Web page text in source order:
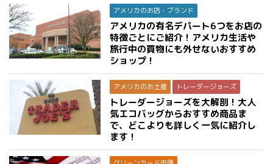
アメリカのお店・ブランド
アメリカの有名デパート6つをお店の
特徴ごとにご紹介！アメリカ生活や
旅行中の買物にも外せないおすすめ
ショップ！
アメリカのお土産 トレーダージョーズ
トレーダージョーズを大解剖！大人
気エコバッグからおすすめ商品ま
で、どこよりも詳しく一気に紹介し
ます！